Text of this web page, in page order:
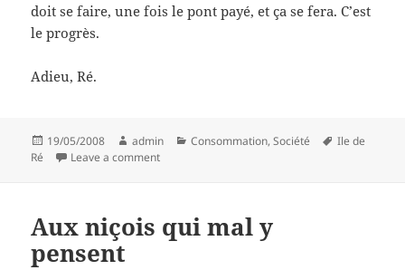
doit se faire, une fois le pont payé, et ça se fera. C’est
le progrès.
Adieu, Ré.
Posted
on
19/05/2008 Author
admin Categories
Consommation,Société Tags
Ile de
Ré
Leave a commenton En Ré bémol, ou Dièse y Ré
Aux niçois qui mal y
pensent